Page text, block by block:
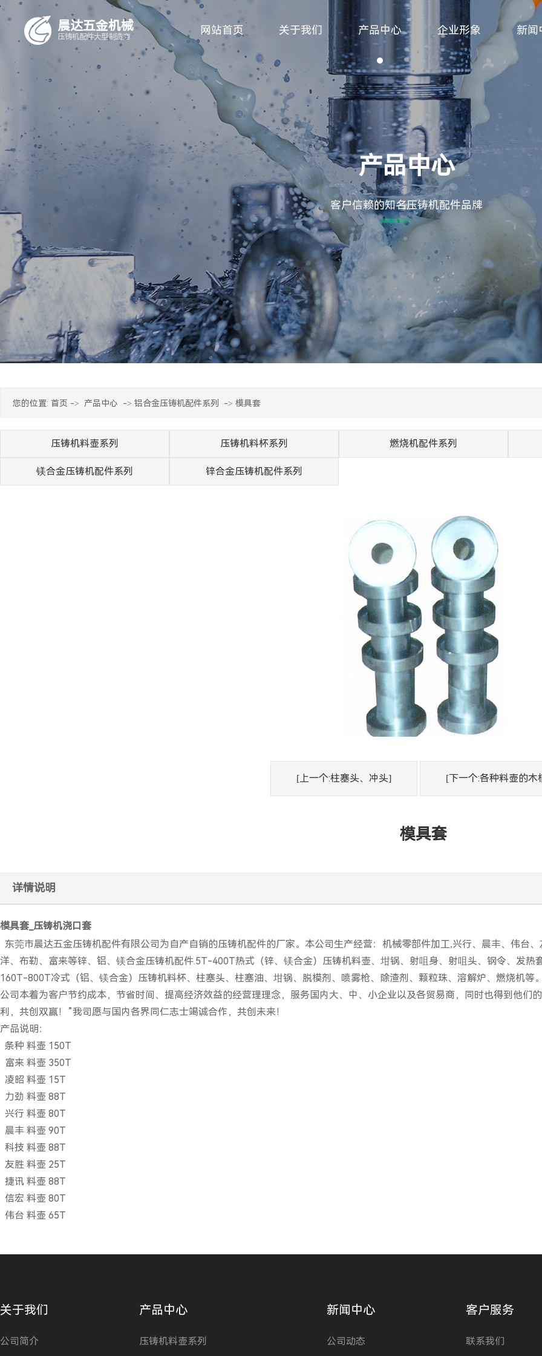
晨达五金机械
压铸机配件大型制造商 网站首页 关于我们 产品中心 企业形象 新闻
产品中心
客户信赖的知名压铸机配件品牌
您的位置: 首页 -> 产品中心 -> 铝合金压铸机配件系列 -> 模具套
压铸机料壶系列 压铸机料杯系列 燃烧机配件系列
镁合金压铸机配件系列 锌合金压铸机配件系列
[上一个:柱塞头、冲头] [下一个:各种料壶的木
模具套
详情说明
模具套_压铸机浇口套
东莞市晨达五金压铸机配件有限公司为自产自销的压铸机配件的厂家。本公司生产经营：机械零部件加工,兴行、晨丰、伟台
洋、布勒、富来等锌、铝、镁合金压铸机配件.5T-400T热式（锌、镁合金）压铸机料壶、坩锅、射咀身、射咀头、钢令、发
160T-800T冷式（铝、镁合金）压铸机料杯、柱塞头、柱塞油、坩锅、脱模剂、喷雾枪、除渣剂、颗粒珠、溶解炉、燃烧机等
公司本着为客户节约成本，节省时间、提高经济效益的经营理理念，服务国内大、中、小企业以及各贸易商，同时也得到他们
利，共创双赢！”我司愿与国内各界同仁志士竭诚合作，共创未来！
产品说明：
条种 料壶 150T
富来 料壶 350T
凌昭 料壶 15T
力劲 料壶 88T
兴行 料壶 80T
晨丰 料壶 90T
科技 料壶 88T
友胜 料壶 25T
捷讯 料壶 88T
信宏 料壶 80T
伟台 料壶 65T
关于我们
公司简介
产品中心
压铸机料壶系列
新闻中心
公司动态
客户服务
联系我们